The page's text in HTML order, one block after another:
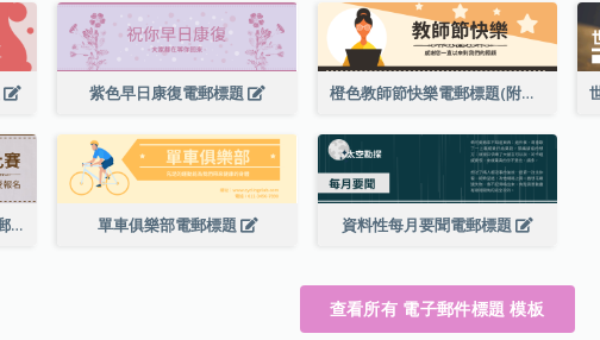
紫色早日康復電郵標題 橙色教師節快樂電郵標題(附插圖)
棕色故事演講比賽宣傳用電郵標題 單車俱樂部電郵標題 資料性每月要聞電郵標題
查看所有 電子郵件標題 模板